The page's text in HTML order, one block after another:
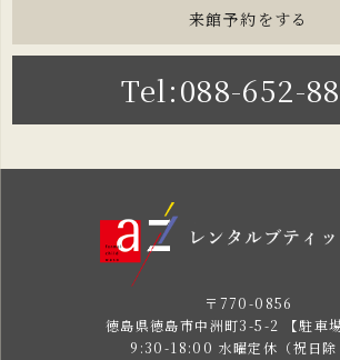
来館予約をする
Tel:088-652-
〒770-0856
徳島県徳島市中洲町3-5-2 【駐車
9:30-18:00 水曜定休（祝日除